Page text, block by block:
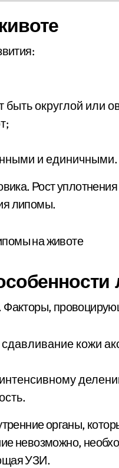
округлой или
и единичными.
Рост
липомы.
кожи
органы,
невозможно,
УЗИ.